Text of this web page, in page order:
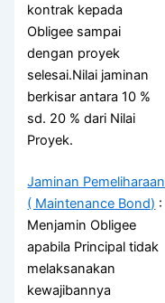
kontrak kepada
Obligee sampai
dengan proyek
selesai.Nilai jaminan
berkisar antara 10 %
sd. 20 % dari Nilai
Proyek.
Jaminan Pemeliharaan
( Maintenance Bond) :
Menjamin Obligee
apabila Principal tidak
melaksanakan
kewajibannya